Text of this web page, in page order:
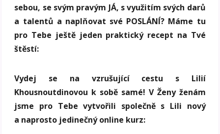
sebou, se svým pravým JÁ, s využitím svých darů
a talentů a naplňovat své POSLÁNÍ? Máme tu
pro Tebe ještě jeden praktický recept na Tvé
štěstí:
Vydej se na vzrušující cestu s Lilií
Khousnoutdinovou k sobě samé! V Ženy ženám
jsme pro Tebe vytvořili společně s Lili nový
a naprosto jedinečný online kurz: